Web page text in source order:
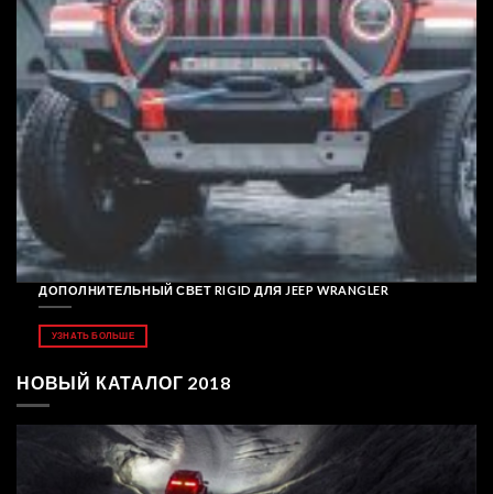
ДОПОЛНИТЕЛЬНЫЙ СВЕТ RIGID ДЛЯ JEEP WRANGLER
УЗНАТЬ БОЛЬШЕ
НОВЫЙ КАТАЛОГ 2018